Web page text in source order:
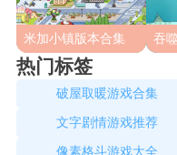
米加小镇版本合集 吞
热门标签
破屋取暖游戏合集
文字剧情游戏推荐
像素格斗游戏大全